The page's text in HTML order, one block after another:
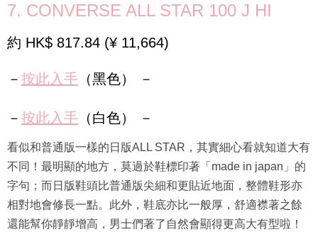
7. CONVERSE ALL STAR 100 J HI
約 HK$ 817.84 (¥ 11,664)
－ 按此入手 （黑色） －
－ 按此入手 （白色） －
看似和普通版一樣的日版ALL STAR，其實細心看就知道大有
不同！最明顯的地方，莫過於鞋標印著「made in japan」的
字句；而日版鞋頭比普通版尖細和更貼近地面，整體鞋形亦
相對地會修長一點。此外，鞋底亦比一般厚，舒適襟著之餘
還能幫你靜靜增高，男士們著了自然會顯得更高大有型啦！